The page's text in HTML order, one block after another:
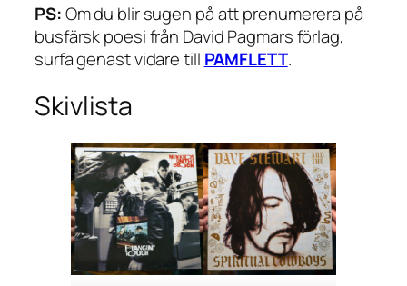
PS:Om du blir sugen på att prenumerera på
busfärsk poesi från David Pagmars förlag,
surfa genast vidare till PAMFLETT.
Skivlista